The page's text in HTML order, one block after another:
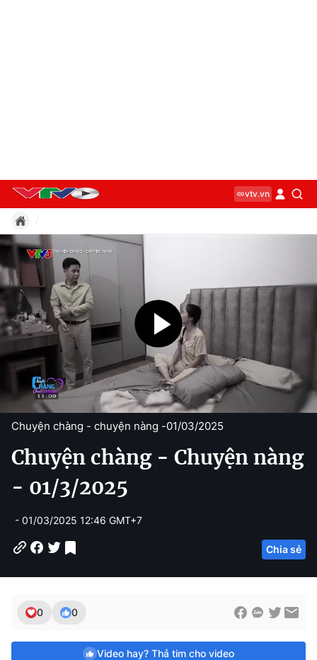
vtv.vn
Chuyện chàng - chuyện nàng -01/03/2025
Chuyện chàng - Chuyện nàng
- 01/3/2025
- 01/03/2025 12:46 GMT+7
Chia sẻ
0 0
Video hay? Thả tim cho video